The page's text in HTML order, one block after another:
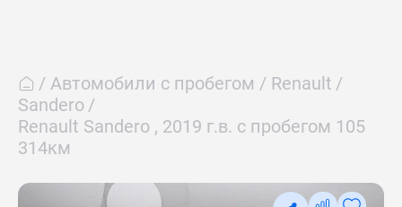
Автомобили с пробегом
Renault
Sandero
Renault Sandero , 2019 г.в. с пробегом 105
314км